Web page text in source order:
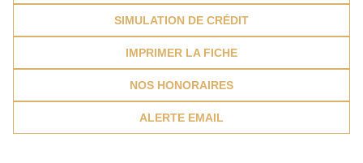
SIMULATION DE CRÉDIT
IMPRIMER LA FICHE
NOS HONORAIRES
ALERTE EMAIL